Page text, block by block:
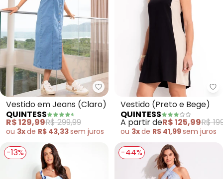
Quintess - Vestido em Jeans
Vestido em Jeans (Claro)
QUINTESS
R$ 129,99R$ 299,99
ou 3xde R$ 43,33sem juros
Vestido (Preto e Bege)
QUINTESS
A partir deR$ 125,99R$
ou 3xde R$ 41,99sem juros
-13% -44%